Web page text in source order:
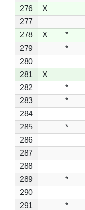
276
X
277
278
X *
279
*
280
281
X
282
*
283
*
284
285
*
286
287
288
289
*
290
291
*